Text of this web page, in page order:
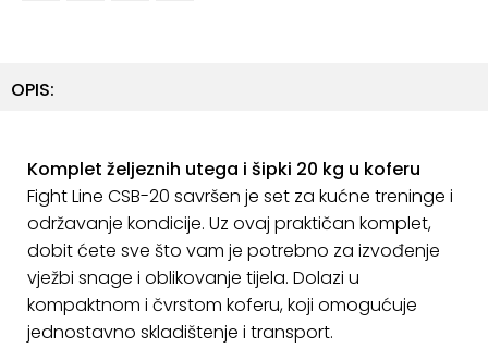
Sportske
ruksaci
Igre
Razonoda
Odjeća
OPIS:
Komplet željeznih utega i šipki 20 kg u koferu
Fight Line CSB-20 savršen je set za kućne treninge i
održavanje kondicije. Uz ovaj praktičan komplet,
dobit ćete sve što vam je potrebno za izvođenje
vježbi snage i oblikovanje tijela. Dolazi u
kompaktnom i čvrstom koferu, koji omogućuje
jednostavno skladištenje i transport.